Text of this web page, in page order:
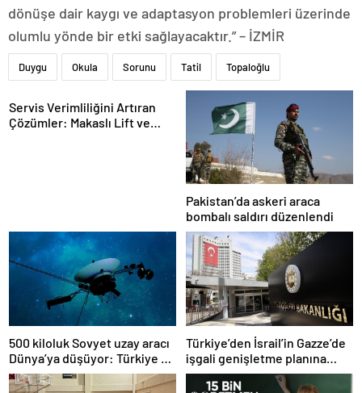
dönüşe dair kaygı ve adaptasyon problemleri üzerinde
olumlu yönde bir etki sağlayacaktır.” – İZMİR
Duygu Okula Sorunu Tatil Topaloğlu
Servis Verimliliğini Artıran
Çözümler: Makaslı Lift ve
Pakistan’da askeri araca
bombalı saldırı düzenlendi
500 kiloluk Sovyet uzay aracı
Dünya’ya düşüyor: Türkiye de
risk altında
Türkiye’den İsrail’in Gazze’de
işgali genişletme planına
tepki